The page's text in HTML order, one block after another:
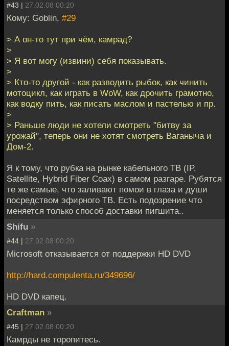
#43 | 27.02.08 00:20
Кому: Goblin, #29
> А он-то тут при чём, камрад?
>
> Я вот могу (извини) себя показывать.
>
> Кто-то другой - как разводить рыбок, как чинить
мотоцикл, как играть в WoW, как дрочить грамотно,
как водку пить, как писать маслом и пастелью и пр.
>
> Раньше люди не хотели смотреть "битву за
урожай", теперь они не хотят смотреть Ваганыча и
Дом-2.
Я к тому, что рубка на рынке кабельного ТВ (IP,
Satellite, Hybrid Fiber Coax) в самом разгаре. Рубятся
те же самые, что заливают помои в глаза и души
посредством эфирного ТВ. Есть подозрение что
меняется только способ доставки пигшита..
Shifu »
#44 | 27.02.08 00:20
Microsoft отказывается от поддержки HD DVD
http://hard.compulenta.ru/349696/
HD DVD капец.
Craftman »
#45 | 27.02.08 00:20
Камрды не торопитесь.